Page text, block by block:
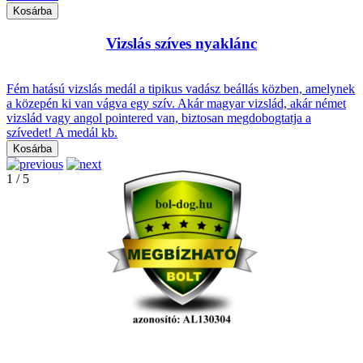
Vizslás szíves nyaklánc
Fém hatású vizslás medál a tipikus vadász beállás közben, amelynek
a közepén ki van vágva egy szív. Akár magyar vizslád, akár német
vizslád vagy angol pointered van, biztosan megdobogtatja a
szívedet! A medál kb.
1 / 5